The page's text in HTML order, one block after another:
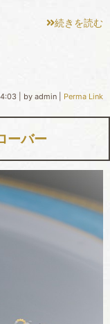
続きを読む
by admin Perma Link
ーバー